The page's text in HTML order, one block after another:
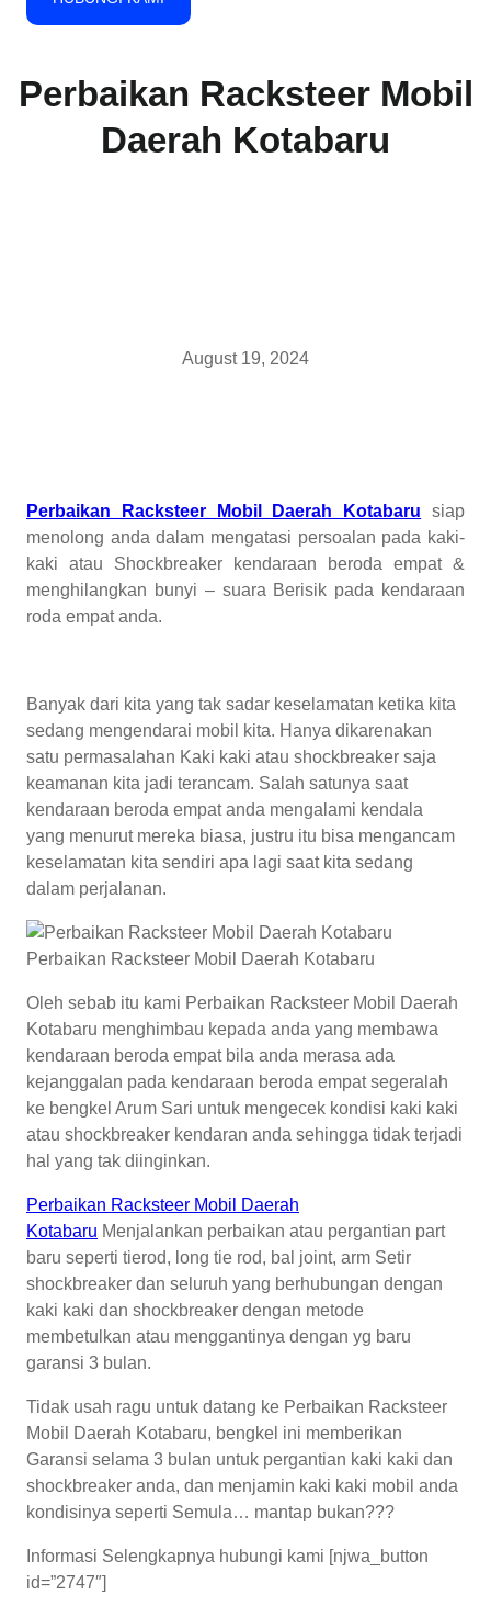
Perbaikan Racksteer Mobil
Daerah Kotabaru
August 19, 2024
Perbaikan Racksteer Mobil Daerah Kotabaru siap
menolong anda dalam mengatasi persoalan pada kaki-
kaki atau Shockbreaker kendaraan beroda empat &
menghilangkan bunyi – suara Berisik pada kendaraan
roda empat anda.
Banyak dari kita yang tak sadar keselamatan ketika kita
sedang mengendarai mobil kita. Hanya dikarenakan
satu permasalahan Kaki kaki atau shockbreaker saja
keamanan kita jadi terancam. Salah satunya saat
kendaraan beroda empat anda mengalami kendala
yang menurut mereka biasa, justru itu bisa mengancam
keselamatan kita sendiri apa lagi saat kita sedang
dalam perjalanan.
Perbaikan Racksteer Mobil Daerah Kotabaru
Oleh sebab itu kami Perbaikan Racksteer Mobil Daerah
Kotabaru menghimbau kepada anda yang membawa
kendaraan beroda empat bila anda merasa ada
kejanggalan pada kendaraan beroda empat segeralah
ke bengkel Arum Sari untuk mengecek kondisi kaki kaki
atau shockbreaker kendaran anda sehingga tidak terjadi
hal yang tak diinginkan.
Perbaikan Racksteer Mobil Daerah
Kotabaru Menjalankan perbaikan atau pergantian part
baru seperti tierod, long tie rod, bal joint, arm Setir
shockbreaker dan seluruh yang berhubungan dengan
kaki kaki dan shockbreaker dengan metode
membetulkan atau menggantinya dengan yg baru
garansi 3 bulan.
Tidak usah ragu untuk datang ke Perbaikan Racksteer
Mobil Daerah Kotabaru, bengkel ini memberikan
Garansi selama 3 bulan untuk pergantian kaki kaki dan
shockbreaker anda, dan menjamin kaki kaki mobil anda
kondisinya seperti Semula… mantap bukan???
Informasi Selengkapnya hubungi kami [njwa_button
id=”2747″]